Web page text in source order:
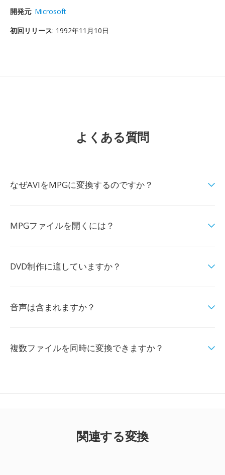
開発元: Microsoft
初回リリース: 1992年11月10日
よくある質問
なぜAVIをMPGに変換するのですか？
MPGファイルを開くには？
DVD制作に適していますか？
音声は含まれますか？
複数ファイルを同時に変換できますか？
関連する変換